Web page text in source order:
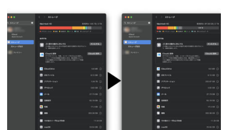
#
リ
ス
ス"
か
ら
動
画
の
オ
ー
プ